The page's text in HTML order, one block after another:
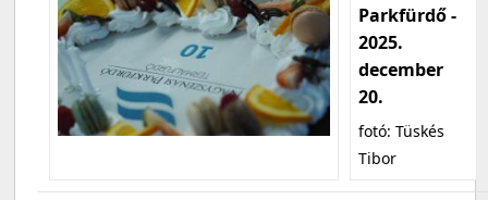
Parkfürdő -
2025.
december
20.
fotó: Tüskés
Tibor